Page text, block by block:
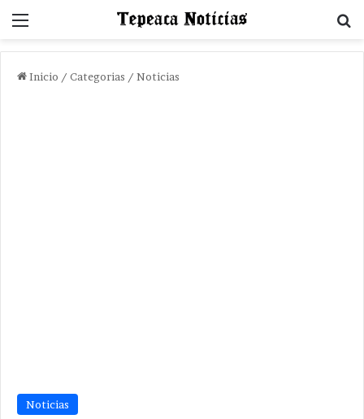
Menu
Inicio / Categorias / Noticias
Noticias